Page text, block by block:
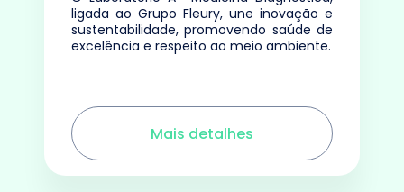
ligada ao Grupo Fleury, une inovação e
sustentabilidade, promovendo saúde de
excelência e respeito ao meio ambiente.
Mais detalhes